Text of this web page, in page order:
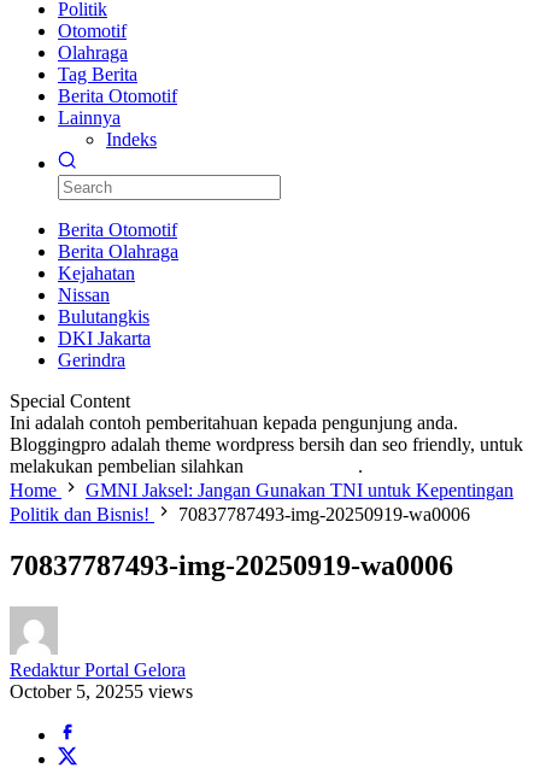
Politik
Otomotif
Olahraga
Tag Berita
Berita Otomotif
Lainnya
Indeks
Berita Otomotif
Berita Olahraga
Kejahatan
Nissan
Bulutangkis
DKI Jakarta
Gerindra
Special Content
Ini adalah contoh pemberitahuan kepada pengunjung anda.
Bloggingpro adalah theme wordpress bersih dan seo friendly, untuk
melakukan pembelian silahkan
.
Home
GMNI Jaksel: Jangan Gunakan TNI untuk Kepentingan
Politik dan Bisnis!
70837787493-img-20250919-wa0006
70837787493-img-20250919-wa0006
Redaktur Portal Gelora
October 5, 20255 views